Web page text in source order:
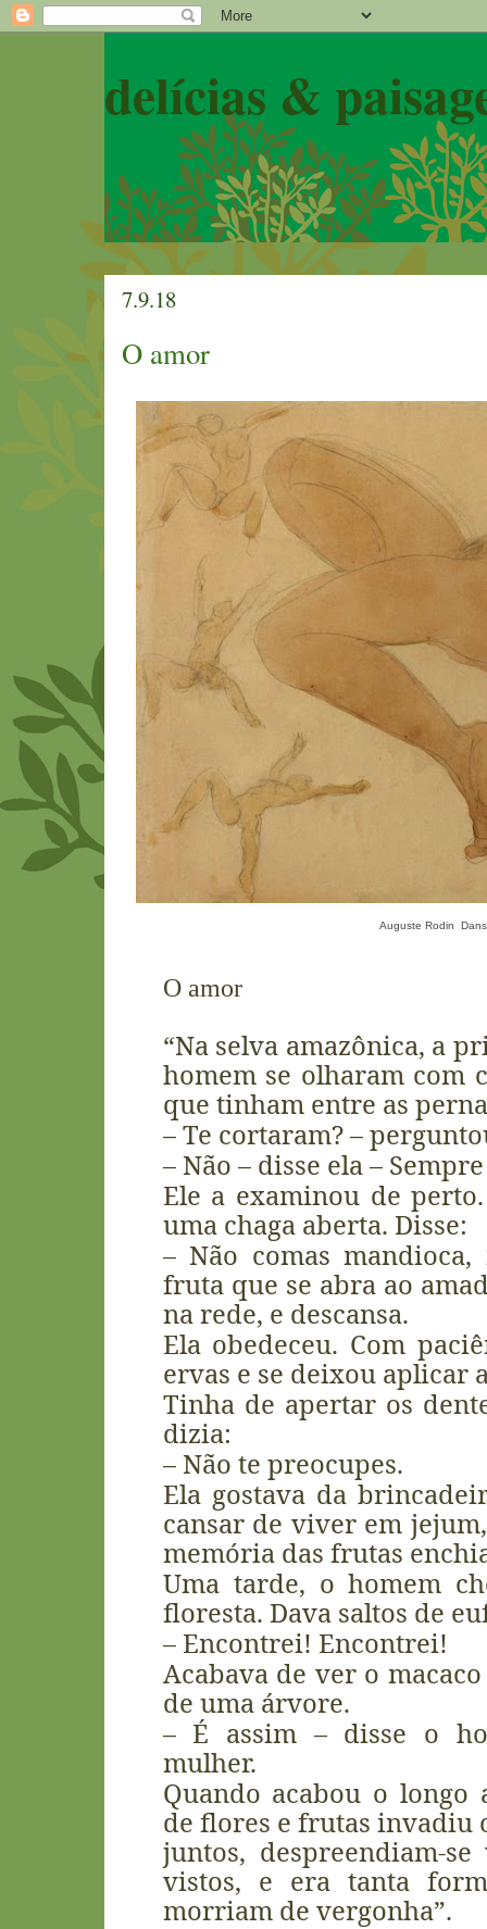
delícias &
7.9.18
O amor
Auguste Rodin
O amor
“Na selva amazônica, a
homem se olharam com
que tinham entre as
– Te cortaram? –
– Não – disse ela –
Ele a examinou de
uma chaga aberta. Disse:
– Não comas
fruta que se abra ao
na rede, e descansa.
Ela obedeceu. Com
ervas e se deixou aplicar
Tinha de apertar os
dizia:
– Não te preocupes.
Ela gostava da
cansar de viver em
memória das frutas
Uma tarde, o homem
floresta. Dava saltos de
– Encontrei! Encontrei!
Acabava de ver o
de uma árvore.
– É assim – disse o
mulher.
Quando acabou o longo
de flores e frutas invadiu
juntos, despreendiam-
vistos, e era tanta
morriam de vergonha”.